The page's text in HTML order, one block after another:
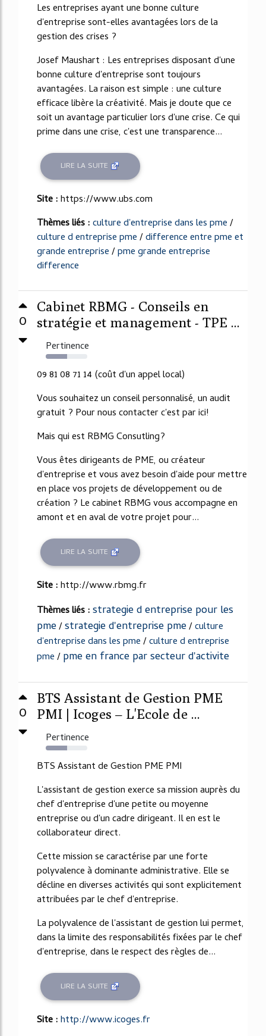
Les entreprises ayant une bonne culture
d'entreprise sont-elles avantagées lors de la
gestion des crises ?
Josef Maushart : Les entreprises disposant d'une
bonne culture d'entreprise sont toujours
avantagées. La raison est simple : une culture
efficace libère la créativité. Mais je doute que ce
soit un avantage particulier lors d'une crise. Ce qui
prime dans une crise, c'est une transparence...
LIRE LA SUITE
Site :https://www.ubs.com
Thèmes liés :culture d'entreprise dans les pme/
culture d entreprise pme/difference entre pme et
grande entreprise/pme grande entreprise
difference
0
Cabinet RBMG - Conseils en
stratégie et management - TPE ...
Pertinence
52%
09 81 08 71 14 (coût d'un appel local)
Vous souhaitez un conseil personnalisé, un audit
gratuit ? Pour nous contacter c'est par ici!
Mais qui est RBMG Consutling?
Vous êtes dirigeants de PME, ou créateur
d'entreprise et vous avez besoin d'aide pour mettre
en place vos projets de développement ou de
création ? Le cabinet RBMG vous accompagne en
amont et en aval de votre projet pour...
LIRE LA SUITE
Site :http://www.rbmg.fr
Thèmes liés :strategie d entreprise pour les
pme/strategie d'entreprise pme/culture
d'entreprise dans les pme/culture d entreprise
pme/pme en france par secteur d'activite
0
BTS Assistant de Gestion PME
PMI | Icoges – L'Ecole de ...
Pertinence
52%
BTS Assistant de Gestion PME PMI
L'assistant de gestion exerce sa mission auprès du
chef d'entreprise d'une petite ou moyenne
entreprise ou d'un cadre dirigeant. Il en est le
collaborateur direct.
Cette mission se caractérise par une forte
polyvalence à dominante administrative. Elle se
décline en diverses activités qui sont explicitement
attribuées par le chef d'entreprise.
La polyvalence de l'assistant de gestion lui permet,
dans la limite des responsabilités fixées par le chef
d'entreprise, dans le respect des règles de...
LIRE LA SUITE
Site :http://www.icoges.fr